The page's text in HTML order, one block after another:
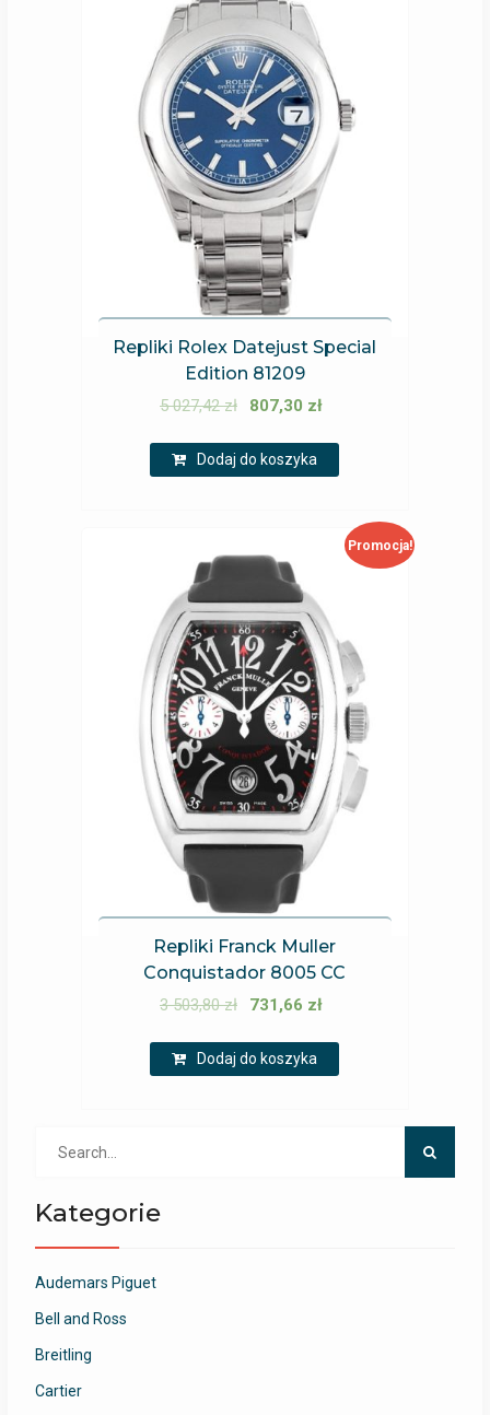
Repliki Rolex Datejust Special
Edition 81209
5 027,42zł 807,30 zł
Dodaj do koszyka
Promocja!
Repliki Franck Muller
Conquistador 8005 CC
3 503,80zł 731,66 zł
Dodaj do koszyka
Kategorie
Audemars Piguet
Bell and Ross
Breitling
Cartier